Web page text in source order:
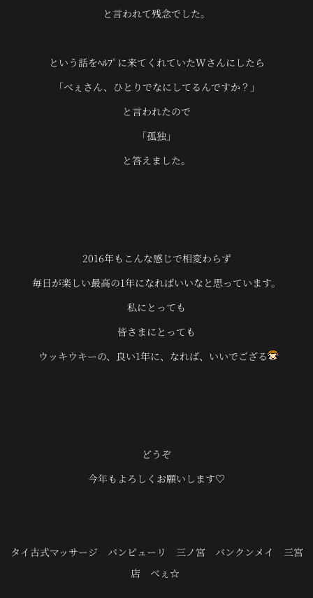
と言われて残念でした。
という話をﾍﾙﾌﾟに来てくれていたWさんにしたら
「べぇさん、ひとりでなにしてるんですか？」
と言われたので
「孤独」
と答えました。
2016年もこんな感じで相変わらず
毎日が楽しい最高の1年になればいいなと思っています。
私にとっても
皆さまにとっても
ウッキウキーの、良い1年に、なれば、いいでござる
どうぞ
今年もよろしくお願いします♡
タイ古式マッサージ パンピューリ 三ノ宮 バンクンメイ 三宮
店 べぇ☆